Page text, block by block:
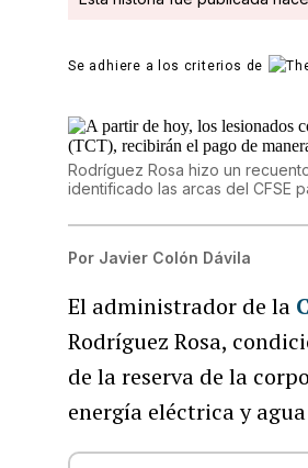
Se adhiere a los criterios de
Rodríguez Rosa hizo un
identificado las arcas del CFSE
Por Javier Colón Dávila
El administrador de la
Rodríguez Rosa,
de la reserva de la
energía eléctrica y